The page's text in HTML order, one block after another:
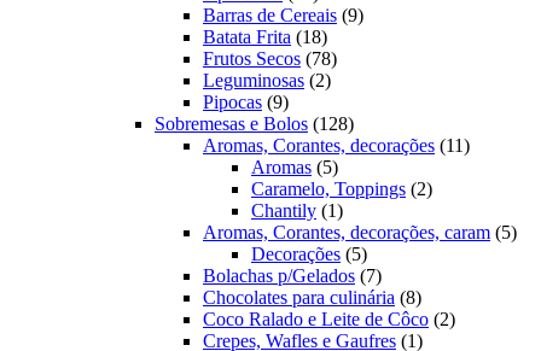
produtos
Barras de Cereais 99
Batata Frita 1818
produtos
Frutos Secos 7878
produtos
Leguminosas 22
Pipocas 99
produtos
Sobremesas e Bolos 128128
produtos
Aromas, Corantes, decorações 1111
Aromas 55
produtos
Caramelo, Toppings 22
Chantily 11
produto
Aromas, Corantes, decorações, caram 55
Decorações 55
produtos
Bolachas p/Gelados 77
produtos
Chocolates para culinária 88
produtos
Coco Ralado e Leite de Côco 22
Crepes, Wafles e Gaufres 11